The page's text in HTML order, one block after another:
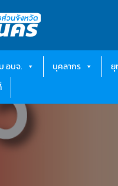
อบจ. บุคลากร ยุ